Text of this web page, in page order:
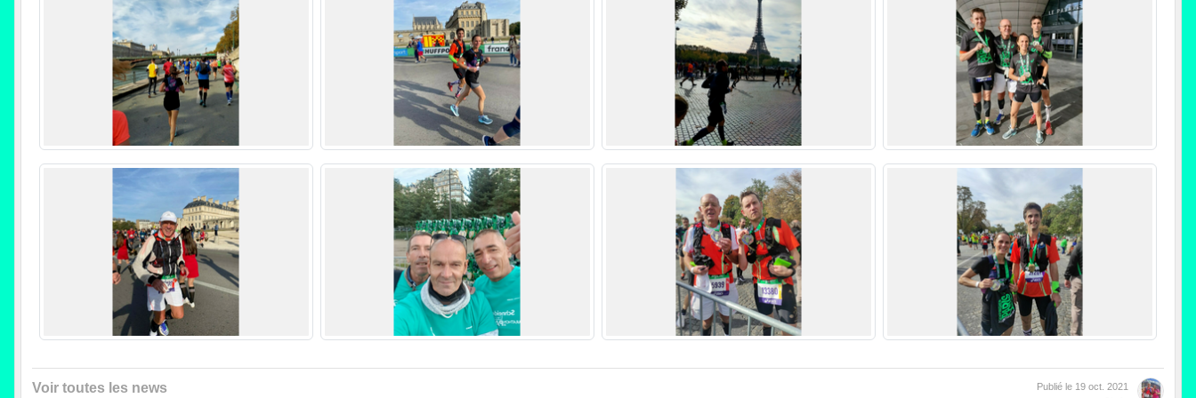
Voir toutes les news Publié le 19 oct. 2021